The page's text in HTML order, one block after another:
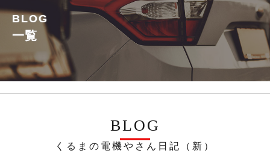
BLOG
一覧
BLOG
くるまの電機やさん日記（新）